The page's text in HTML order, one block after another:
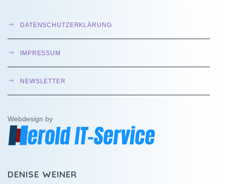
DATENSCHUTZERKLÄRUNG
IMPRESSUM
NEWSLETTER
Webdesign by
DENISE WEINER